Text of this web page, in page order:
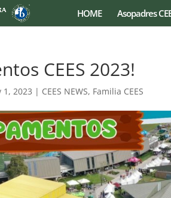
HOME Asopadres
CEES 2023!
1, 2023 | CEES NEWS, Familia CEES